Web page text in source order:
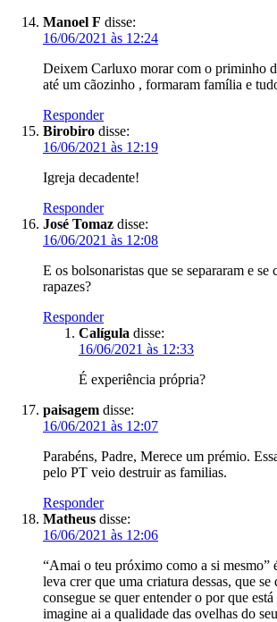
Manoel F disse:
16/06/2021 às 12:24
Deixem Carluxo morar com o priminho
até um cãozinho , formaram família e
Responder
Birobiro disse:
16/06/2021 às 12:19
Igreja decadente!
Responder
José Tomaz disse:
16/06/2021 às 12:08
E os bolsonaristas que se separaram e se
rapazes?
Responder
Calígula disse:
16/06/2021 às 12:33
É experiência própria?
paisagem disse:
16/06/2021 às 12:07
Parabéns, Padre, Merece um prémio.
pelo PT veio destruir as familias.
Responder
Matheus disse:
16/06/2021 às 12:06
“Amai o teu próximo como a si mesmo”
leva crer que uma criatura dessas, que se
consegue se quer entender o por que
imagine ai a qualidade das ovelhas do